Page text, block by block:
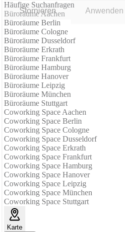
Stornieren Anwenden
Häufige Suchanfragen
Büroräume Aachen
Büroräume Berlin
Büroräume Cologne
Büroräume Dusseldorf
Büroräume Erkrath
Büroräume Frankfurt
Büroräume Hamburg
Büroräume Hanover
Büroräume Leipzig
Büroräume München
Büroräume Stuttgart
Coworking Space Aachen
Coworking Space Berlin
Coworking Space Cologne
Coworking Space Dusseldorf
Coworking Space Erkrath
Coworking Space Frankfurt
Coworking Space Hamburg
Coworking Space Hanover
Coworking Space Leipzig
Coworking Space München
Coworking Space Stuttgart
Karte